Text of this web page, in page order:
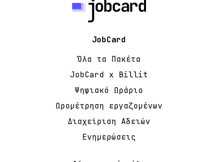
JobCard
Όλα τα Πακέτα
JobCard x Billit
Ψηφιακό Ωράριο
Ωρομέτρηση εργαζομένων
Διαχείριση Αδειών
Ενημερώσεις